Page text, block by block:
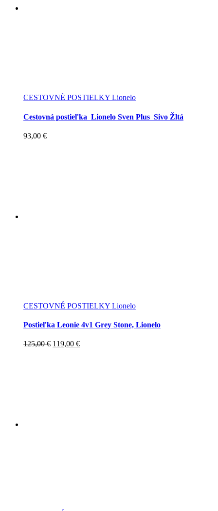
CESTOVNÉ POSTIELKY Lionelo
Cestovná postieľka Lionelo Sven Plus Sivo Žltá
93,00 €
CESTOVNÉ POSTIELKY Lionelo
Postieľka Leonie 4v1 Grey Stone, Lionelo
125,00 € Pôvodná
119,00 €Aktuálna